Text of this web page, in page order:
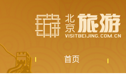
首页